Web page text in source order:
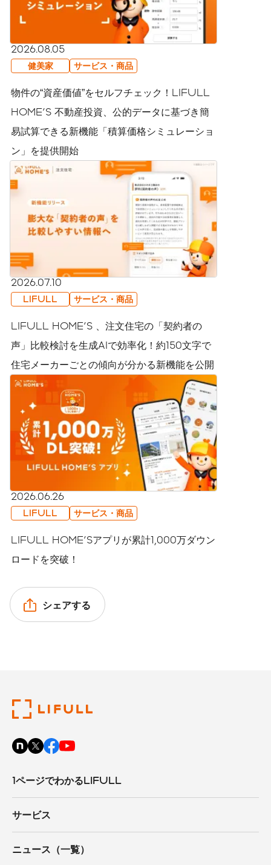
2026.08.05
健美家 サービス・商品
物件の“資産価値”をセルフチェック！LIFULL
HOME'S 不動産投資、公的データに基づき簡
易試算できる新機能「積算価格シミュレーショ
ン」を提供開始
2026.07.10
LIFULL サービス・商品
LIFULL HOME'S 、注文住宅の「契約者の
声」比較検討を生成AIで効率化！約150文字で
住宅メーカーごとの傾向が分かる新機能を公開
2026.06.26
LIFULL サービス・商品
LIFULL HOME'Sアプリが累計1,000万ダウン
ロードを突破！
シェアする
1ページでわかるLIFULL
サービス
ニュース（一覧）